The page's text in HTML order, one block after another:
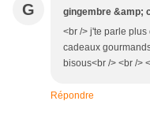
G gingembre &amp;
<br /> j'te parle
cadeaux
bisous<br /> <br />
Répondre